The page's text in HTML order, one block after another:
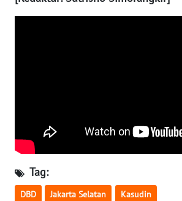
Tag:
DBD Jakarta Selatan Kasudin
KALTIM
WN
SULSEL